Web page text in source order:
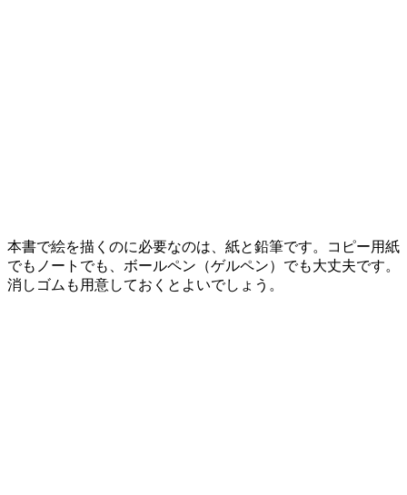
本書で絵を描くのに必要なのは、紙と鉛筆です。コピー用紙
でもノートでも、ボールペン（ゲルペン）でも大丈夫です。
消しゴムも用意しておくとよいでしょう。